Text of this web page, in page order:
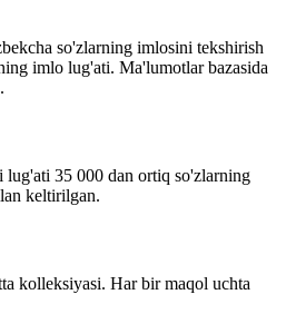
so'zlarning imlosini tekshirish
imlo lug'ati. Ma'lumotlar bazasida
35 000 dan ortiq so'zlarning
keltirilgan.
kolleksiyasi. Har bir maqol uchta